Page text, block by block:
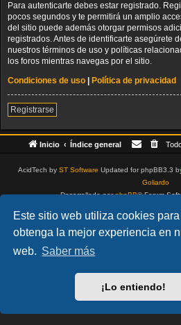
Este sitio web utiliza cookies
obtenga la mejor experiencia en
web. Saber más
¡Lo entiendo!
Para autenticarte debes estar registrado.
pocos segundos y te permitirá un amplio
del sitio puede además otorgar permisos
registrados. Antes de identificarte asegúrete
nuestros términos de uso y políticas
los foros mientras navegas por el sitio.
Condiciones de uso
Política de privacidad
Registrarse
Inicio Índice general
AcidTech by ST Software Updated for phpBB3.3
Goliardo
Desarrollado porphpBB® Forum
Privacidad|